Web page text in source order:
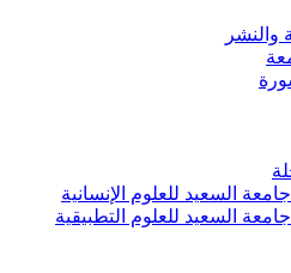
والنشر
السعيد للعلوم الإنسانية
السعيد للعلوم التطبيقية